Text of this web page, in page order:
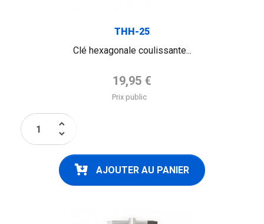
THH-25
Clé hexagonale coulissante...
Prix de base
19,95 €
Prix public
keyboard_arrow_up
keyboard_arrow_down
AJOUTER AU PANIER